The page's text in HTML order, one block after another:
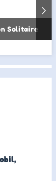
Solitaire